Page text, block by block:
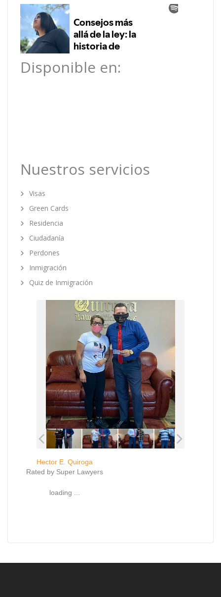
Disponible en:
Nuestros servicios
Visas
Green Cards
Residencia
Ciudadanía
Perdones
Inmigración
Quiz de Inmigración
Hector E. Quiroga
Rated by Super Lawyers
loading ...